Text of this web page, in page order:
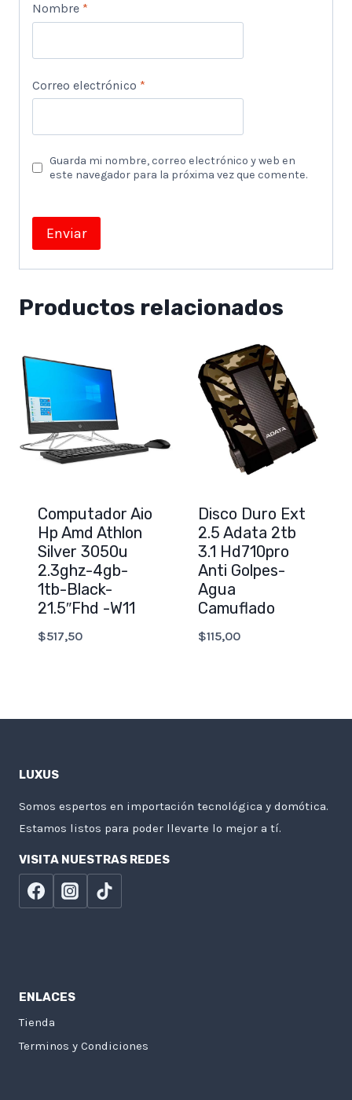
Nombre *
Correo electrónico *
Guarda mi nombre, correo electrónico y web en
este navegador para la próxima vez que comente.
Productos relacionados
Computador Aio
Hp Amd Athlon
Silver 3050u
2.3ghz-4gb-
1tb-Black-
21.5″Fhd -W11
$517,50
Disco Duro Ext
2.5 Adata 2tb
3.1 Hd710pro
Anti Golpes-
Agua
Camuflado
$115,00
LUXUS
Somos espertos en importación tecnológica y domótica.
Estamos listos para poder llevarte lo mejor a tí.
VISITA NUESTRAS REDES
ENLACES
Tienda
Terminos y Condiciones